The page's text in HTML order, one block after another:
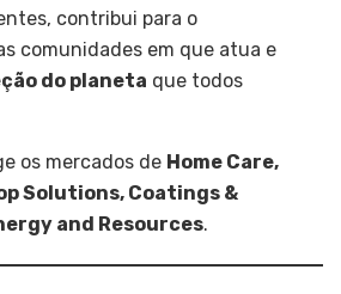
contribui para o
comunidades em que atua e
do planeta que todos
os mercados de Home Care,
Solutions, Coatings &
and Resources.